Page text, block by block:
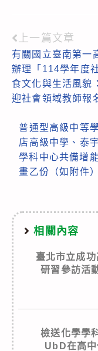
Read
more
articles
上一篇文章
有關國立臺南第一
辦理「114學年度
食文化與生活風貌
迎社會領域教師報
普通型高級中等
店高級中學、泰
學科中心共備增
畫乙份（如附件
相關內容
臺北市立成
研習參訪活
檢送化學學
UbD在高